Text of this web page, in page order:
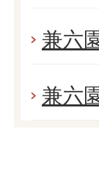
兼六
兼六